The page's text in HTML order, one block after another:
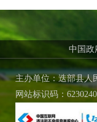
中国政
主办单位：迭部县
网站标识码：